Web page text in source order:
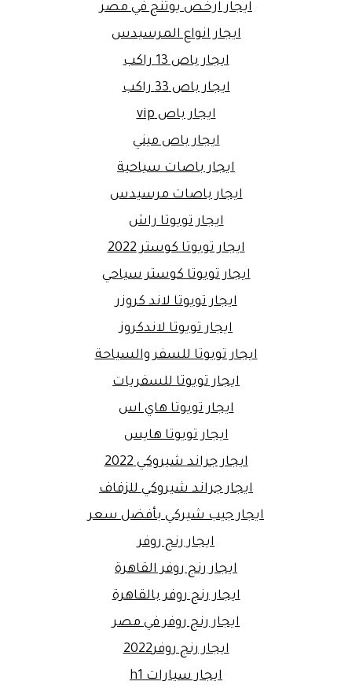
ايجار ارخص يوتنج في مصر
ايجار انواع المرسيدس
ايجار باص 13 راكب
ايجار باص 33 راكب
ايجار باص vip
ايجار باص ميني
ايجار باصات سياحية
ايجار باصات مرسيدس
ايجار تويوتا راش
ايجار تويوتا كوستر 2022
ايجار تويوتا كوستر سياحي
ايجار تويوتا لاند كروزر
ايجار تويوتا لاندكروز
ايجار تويوتا للسفر والسياحة
ايجار تويوتا للسفريات
ايجار تويوتا هاي اس
ايجار تويوتا هايس
ايجار جراند شيروكي 2022
ايجار جراند شيروكي للزفاف
ايجار جيب شيركي بأفضل سعر
ايجار رنج روفر
ايجار رنج روفر القاهرة
ايجار رنج روفر بالقاهرة
ايجار رنج روفر في مصر
ايجار رنج روفر2022
ايجار سيارات h1